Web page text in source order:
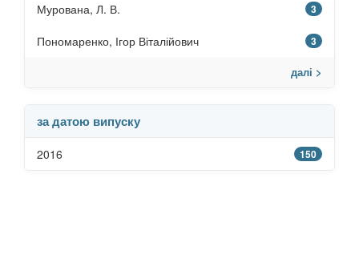
Мурована, Л. В. 3
Пономаренко, Ігор Віталійович 3
далі >
за датою випуску
2016 150